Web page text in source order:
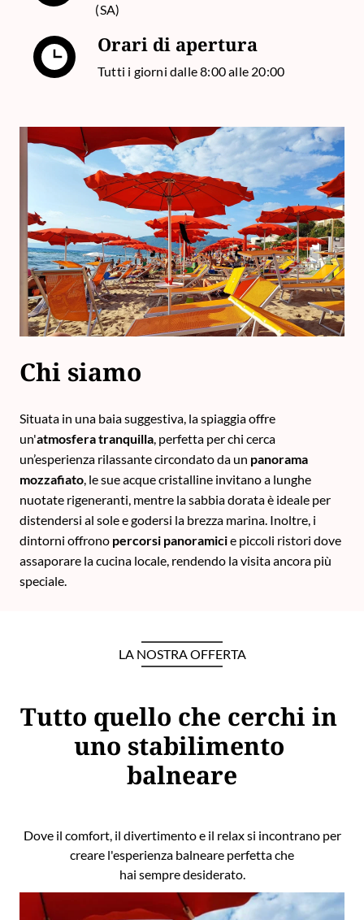
(SA)
Orari di apertura
Tutti i giorni dalle 8:00 alle 20:00
Chi siamo
Situata in una baia suggestiva, la spiaggia offre
un'atmosfera tranquilla, perfetta per chi cerca
un’esperienza rilassante circondato da un panorama
mozzafiato, le sue acque cristalline invitano a lunghe
nuotate rigeneranti, mentre la sabbia dorata è ideale per
distendersi al sole e godersi la brezza marina. Inoltre, i
dintorni offrono percorsi panoramicie piccoli ristori dove
assaporare la cucina locale, rendendo la visita ancora più
speciale.
LA NOSTRA OFFERTA
Tutto quello che cerchi in
uno stabilimento
balneare
Dove il comfort, il divertimento e il relax si incontrano per
creare l'esperienza balneare perfetta che
hai sempre desiderato.